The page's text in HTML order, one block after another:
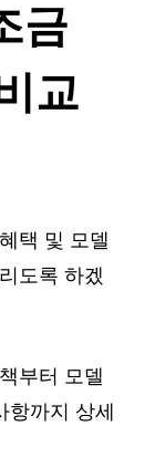
금
교
택 및 모델
도록 하겠
부터 모델
까지 상세